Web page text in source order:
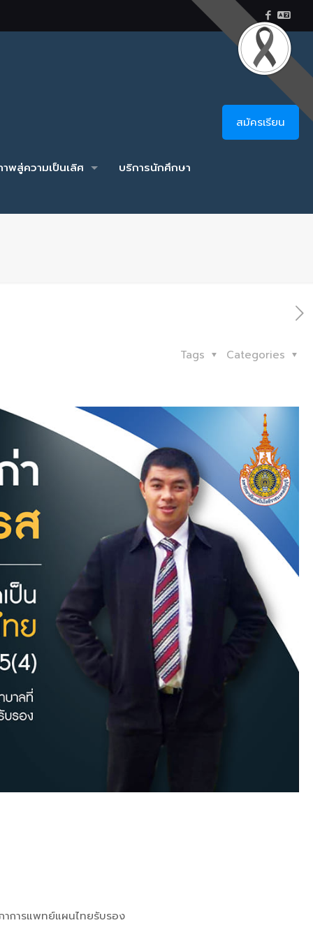
พสู่ความเป็นเลิศ บริการนักศึกษา
สมัครเรียน
Categories
Tags
าการแพทย์แผนไทยรับรอง